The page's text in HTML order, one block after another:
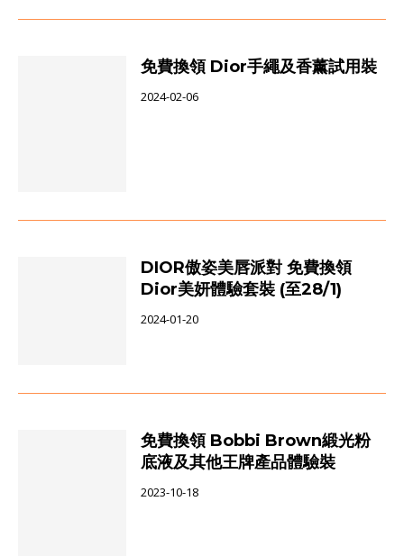
免費換領 Dior手繩及香薰試用裝
2024-02-06
DIOR傲姿美唇派對 免費換領
Dior美妍體驗套裝 (至28/1)
2024-01-20
免費換領 Bobbi Brown緞光粉
底液及其他王牌產品體驗裝
2023-10-18